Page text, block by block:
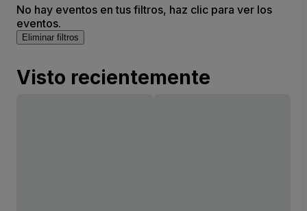
No hay eventos en tus filtros, haz clic para ver los
eventos.
Eliminar filtros
Visto recientemente